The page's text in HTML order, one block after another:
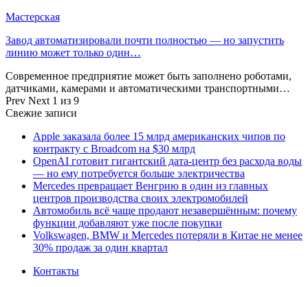
Мастерская
Завод автоматизировали почти полностью — но запустить
линию может только один…
Современное предприятие может быть заполнено роботами,
датчиками, камерами и автоматическими транспортными…
Prev Next 1 из 9
Свежие записи
Apple заказала более 15 млрд американских чипов по
контракту с Broadcom на $30 млрд
OpenAI готовит гигантский дата-центр без расхода воды
— но ему потребуется больше электричества
Mercedes превращает Венгрию в один из главных
центров производства своих электромобилей
Автомобиль всё чаще продают незавершённым: почему
функции добавляют уже после покупки
Volkswagen, BMW и Mercedes потеряли в Китае не менее
30% продаж за один квартал
Контакты